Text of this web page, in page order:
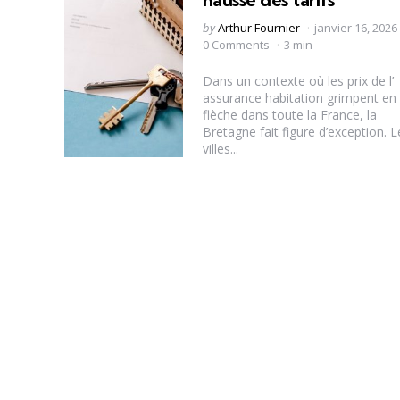
Posted
by
byArthur Fournier
janvier 16, 2026
0 Comments
3 min
Dans un contexte où les prix de l’
assurance habitation grimpent en
flèche dans toute la France, la
Bretagne fait figure d’exception.
villes...